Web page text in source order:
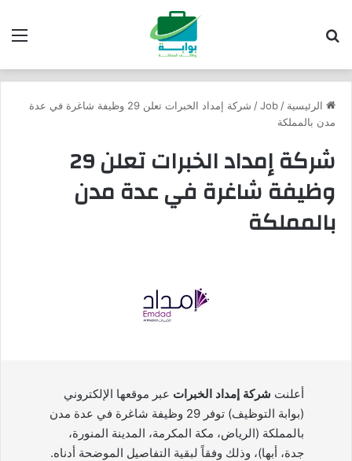
الرئيسية /
Job
/
شركة إمداد الخبرات تعلن 29 وظيفة شاغرة في عدة
مدن بالمملكة
شركة إمداد الخبرات تعلن 29
وظيفة شاغرة في عدة مدن
بالمملكة
أعلنت شركة إمداد الخبرات عبر موقعها الإلكتروني
(بوابة التوظيف) توفر 29 وظيفة شاغرة في عدة مدن
بالمملكة (الرياض، مكة المكرمة، المدينة المنورة،
جدة، أبها)، وذلك وفقاً لبقية التفاصيل الموضحة أدناه.